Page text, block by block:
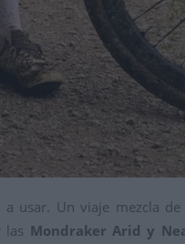
usar. Un viaje mezcla
las Mondraker Arid y